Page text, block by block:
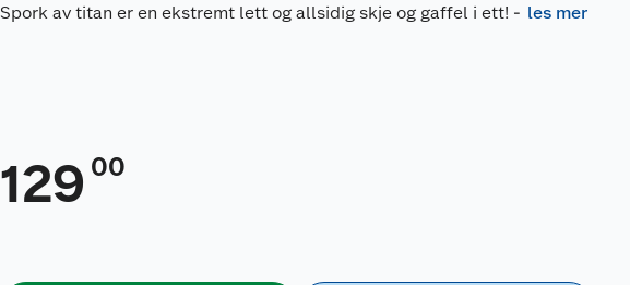
Spork av titan er en ekstremt lett og allsidig skje og gaffel i ett! - les mer
129 00